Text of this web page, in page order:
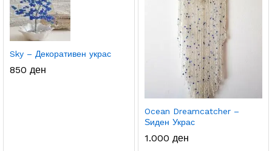
Sky – Декоративен украс
850 ден
Ocean Dreamcatcher –
Ѕиден Украс
1.000 ден